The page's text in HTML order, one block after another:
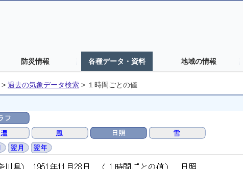
防災情報 各種データ・資料 地域の情報
> 過去の気象データ検索 > １時間ごとの値